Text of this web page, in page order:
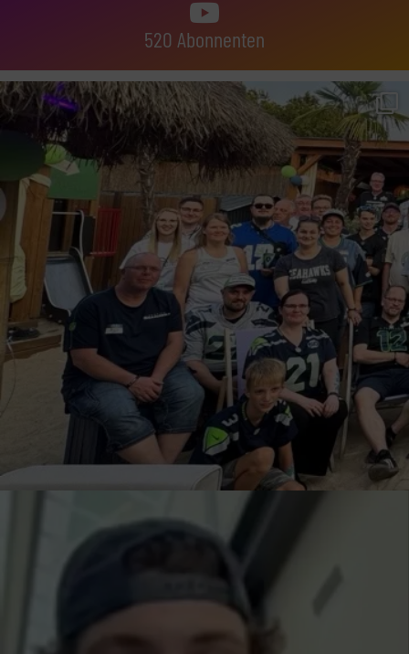
520 Abonnenten